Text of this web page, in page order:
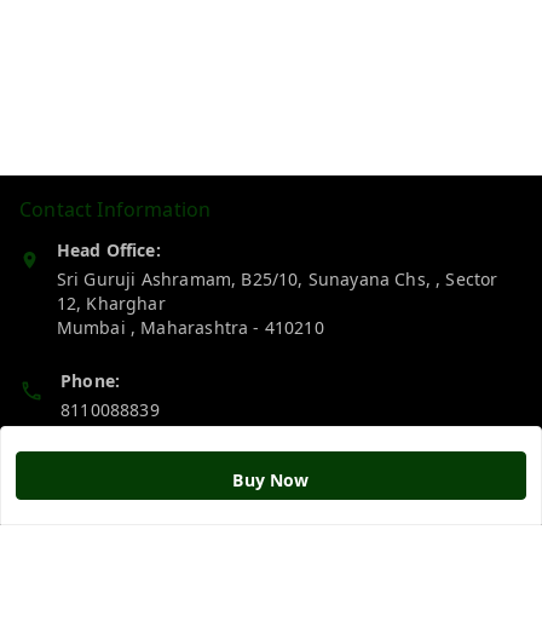
Buy Now
Contact Information
Head Office:
Sri Guruji Ashramam, B25/10, Sunayana Chs, , Sector
12, Kharghar
Mumbai , Maharashtra - 410210
Phone:
8110088839
srigurujistore@gmail.com